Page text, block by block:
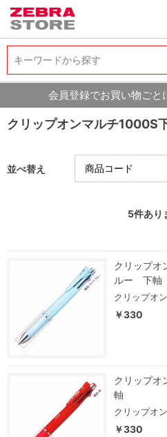
キーワードから探す
キーワードから探す
会員登録でお買い物ごと
クリップオンマルチ1000S
並べ替え
5件あり
クリップ
ルー 下軸
クリップオ
￥330
クリップ
軸
クリップオ
￥330